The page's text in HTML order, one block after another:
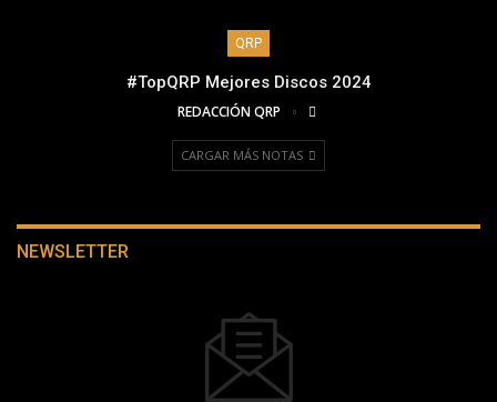
QRP
#TopQRP Mejores Discos 2024
REDACCIÓN QRP
CARGAR MÁS NOTAS
NEWSLETTER